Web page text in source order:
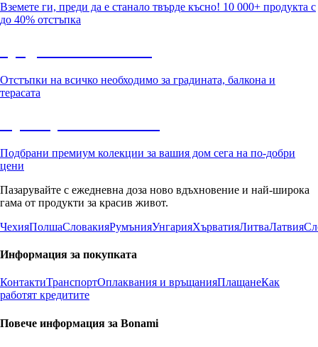
Вземете ги, преди да е станало твърде късно! 10 000+ продукта с
до 40% отстъпка
Отстъпки на всичко необходимо за градината, балкона и
терасата
Подбрани премиум колекции за вашия дом сега на по-добри
цени
Пазарувайте с ежедневна доза ново вдъхновение и най-широка
гама от продукти за красив живот.
ЧехияПолшаСловакияРумънияУнгарияХърватияЛитваЛатвия
Информация за покупката
КонтактиТранспортОплаквания и връщанияПлащанеКак
работят кредитите
Повече информация за Bonami